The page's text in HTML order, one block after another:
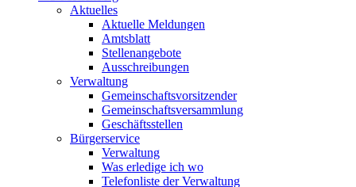
Aktuelles
Aktuelle Meldungen
Amtsblatt
Stellenangebote
Ausschreibungen
Verwaltung
Gemeinschaftsvorsitzender
Gemeinschaftsversammlung
Geschäftsstellen
Bürgerservice
Verwaltung
Was erledige ich wo
Telefonliste der Verwaltung